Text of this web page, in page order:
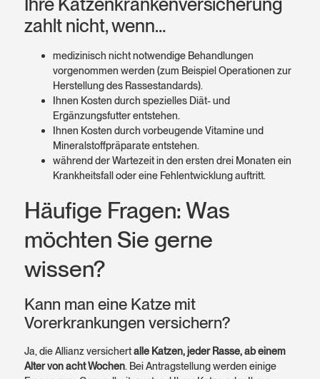
zahlt nicht, wenn…
medizinisch nicht notwendige Behandlungen
vorgenommen werden (zum Beispiel Operationen zur
Herstellung des Rassestandards).
Ihnen Kosten durch spezielles Diät- und
Ergänzungsfutter entstehen.
Ihnen Kosten durch vorbeugende Vitamine und
Mineralstoffpräparate entstehen.
während der Wartezeit in den ersten drei Monaten ein
Krankheitsfall oder eine Fehlentwicklung auftritt.
Häufige Fragen: Was
möchten Sie gerne
wissen?
Kann man eine Katze mit
Vorerkrankungen versichern?
Ja, die Allianz versichertalle Katzen, jeder Rasse, ab einem
Alter von acht Wochen. Bei Antragstellung werden einige